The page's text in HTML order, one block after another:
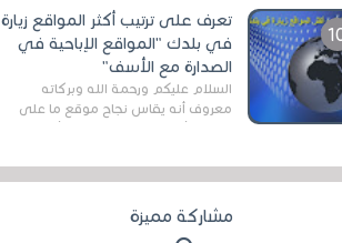
قنوات مميزة جدا تنقل العديد من البرامج
اله...
تعرف على ترتيب أكثر المواقع زيارة
في بلدك "المواقع الإباحية في
الصدارة مع الأسف"
السلام عليكم ورحمة الله وبركاته
معروف أنه يقاس نجاح موقع ما على
في...
مشاركة مميزة